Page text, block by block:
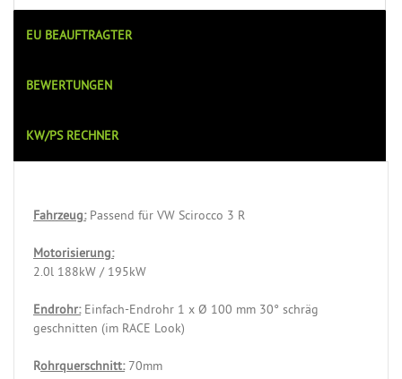
EU BEAUFTRAGTER
BEWERTUNGEN
KW/PS RECHNER
Fahrzeug:Passend für VW Scirocco 3 R
Motorisierung:
2.0l 188kW / 195kW
Endrohr:Einfach-Endrohr 1 x Ø 100 mm 30° schräg
geschnitten (im RACE Look)
Rohrquerschnitt:70mm